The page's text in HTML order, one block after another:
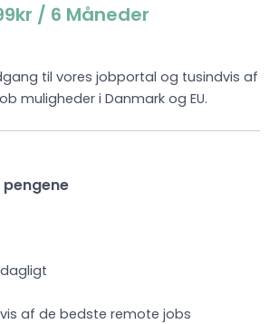
/ 6 Måneder
til vores jobportal og tusindvis af
muligheder i Danmark og EU.
af de bedste remote jobs